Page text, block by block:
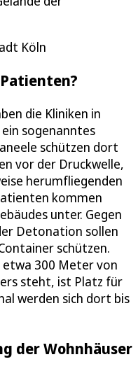
Köln
die Kliniken in
sogenanntes
schützen dort
vor der Druckwelle,
herumfliegenden
kommen
unter. Gegen
Detonation sollen
schützen.
etwa 300 Meter von
steht, ist Platz für
werden sich dort bis
der Wohnhäuser